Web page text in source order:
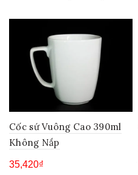
Cốc sứ Vuông Cao 390ml
Không Nắp
35,420₫